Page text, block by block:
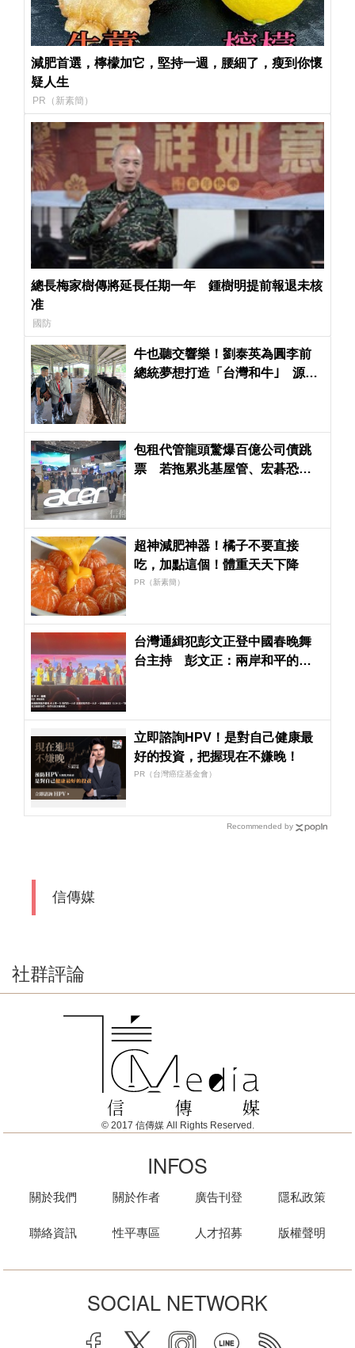
減肥首選，檸檬加它，堅持一週，腰細了，瘦到你懷
疑人生
PR（新素簡）
總長梅家樹傳將延長任期一年 鍾樹明提前報退未核
准
國防
牛也聽交響樂！劉泰英為圓李前
總統夢想打造「台灣和牛｣ 源興
包租代管龍頭驚爆百億公司債跳
票 若拖累兆基屋管、宏碁恐淪
超神減肥神器！橘子不要直接
吃，加點這個！體重天天下降
PR（新素簡）
台灣通緝犯彭文正登中國春晚舞
台主持 彭文正：兩岸和平的一
立即諮詢HPV！是對自己健康最
好的投資，把握現在不嫌晚！
PR（台灣癌症基金會）
Recommended by
信傳媒
社群評論
© 2017 信傳媒 All Rights Reserved.
INFOS
關於我們
聯絡資訊
關於作者
性平專區
廣告刊登
人才招募
隱私政策
版權聲明
SOCIAL NETWORK
facebook twitter instagram